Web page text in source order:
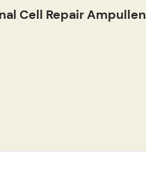
Cell Repair Ampullen